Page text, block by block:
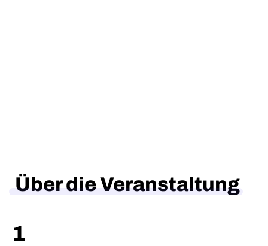
Über die Veranstaltung
1